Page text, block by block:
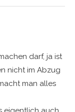
darf, ja ist
nicht im Abzug
man alles